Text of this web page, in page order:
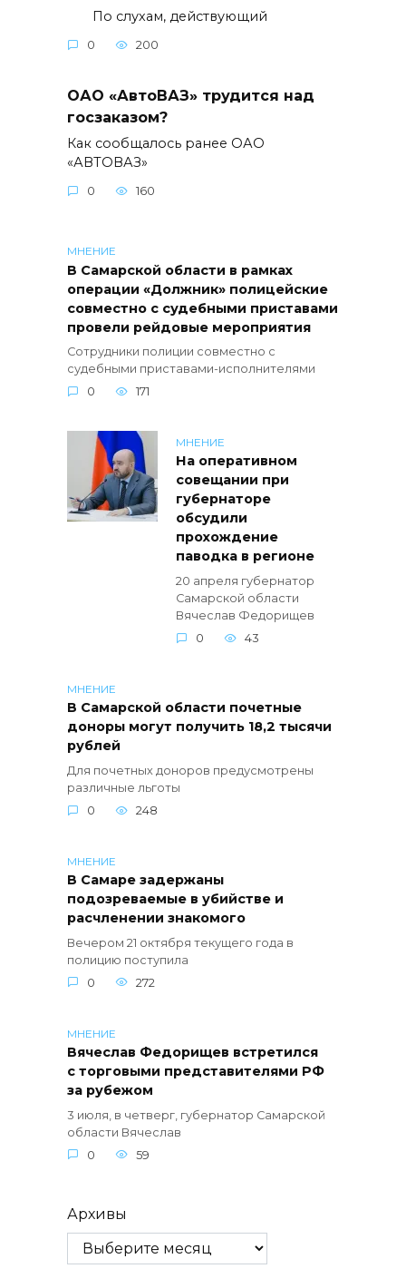
По слухам, действующий
0 200
ОАО «АвтоВАЗ» трудится над
госзаказом?
Как сообщалось ранее ОАО
«АВТОВАЗ»
0 160
МНЕНИЕ
В Самарской области в рамках
операции «Должник» полицейские
совместно с судебными приставами
провели рейдовые мероприятия
Сотрудники полиции совместно с
судебными приставами-исполнителями
0
171
МНЕНИЕ
На оперативном
совещании при
губернаторе
обсудили
прохождение
паводка в регионе
20 апреля губернатор
Самарской области
Вячеслав Федорищев
0
43
МНЕНИЕ
В Самарской области почетные
доноры могут получить 18,2 тысячи
рублей
Для почетных доноров предусмотрены
различные льготы
0
248
МНЕНИЕ
В Самаре задержаны
подозреваемые в убийстве и
расчленении знакомого
Вечером 21 октября текущего года в
полицию поступила
0
272
МНЕНИЕ
Вячеслав Федорищев встретился
с торговыми представителями РФ
за рубежом
3 июля, в четверг, губернатор Самарской
области Вячеслав
0
59
Архивы